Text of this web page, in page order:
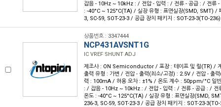
잡음 - 10Hz ~ 10kHz : / 전압 - 입력 : / 전류 - 공급 : / 전류
: -40°C ~ 125°C(TA) / 실장 유형 : 표면실장(SMD, SMT) /
3, SC-59, SOT-23-3 / 공급 장치 패키지 : SOT-23-3(TO-236)
상품번호 : 3347444
NCP431AVSNT1G
IC VREF SHUNT ADJ
제조사 : ON Semiconductor / 포장 : 테이프 및 릴(TR) /
출력 유형 : 가변 / 전압 - 출력(최소/고정) : 2.5V / 전압 - 출
력 : 100mA / 허용 오차 : ±1% / 온도 계수 : 50ppm/°C 일
: / 잡음 - 10Hz ~ 10kHz : / 전압 - 입력 : / 전류 - 공급 : / 전
온도 : -40°C ~ 125°C(TA) / 실장 유형 : 표면실장(SMD,
236-3, SC-59, SOT-23-3 / 공급 장치 패키지 : SOT-23-